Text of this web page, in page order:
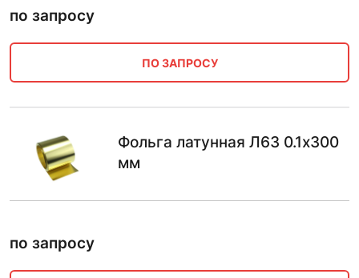
по запросу
ПО ЗАПРОСУ
Фольга латунная Л63 0.1х300
мм
по запросу